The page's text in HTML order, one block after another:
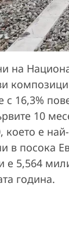
на
с 16,3%
10
което е
в посока
е 5,564
година.